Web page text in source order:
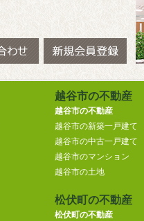
越谷市の不動産
越谷市の不動産
越谷市の新築一戸建て
越谷市の中古一戸建て
越谷市のマンション
越谷市の土地
松伏町の不動産
松伏町の不動産